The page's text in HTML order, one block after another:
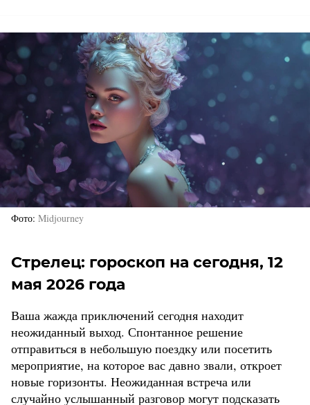
Фото Midjourney
Стрелец: гороскоп на сегодня, 12
мая 2026 года
Ваша жажда приключений сегодня находит
неожиданный выход. Спонтанное решение
отправиться в небольшую поездку или посетить
мероприятие, на которое вас давно звали, откроет
новые горизонты. Неожиданная встреча или
случайно услышанный разговор могут подсказать